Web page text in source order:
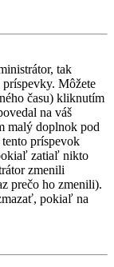
tak
Môžete
času) kliknutím
na váš
malý doplnok pod
príspevok
zatiaľ nikto
zmenili
prečo ho zmenili).
pokiaľ na